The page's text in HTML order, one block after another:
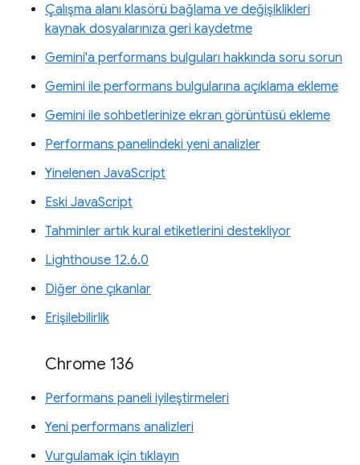
Çalışma alanı klasörü bağlama ve değişiklikleri
kaynak dosyalarınıza geri kaydetme
Gemini'a performans bulguları hakkında soru sorun
Gemini ile performans bulgularına açıklama ekleme
Gemini ile sohbetlerinize ekran görüntüsü ekleme
Performans panelindeki yeni analizler
Yinelenen JavaScript
Eski JavaScript
Tahminler artık kural etiketlerini destekliyor
Lighthouse 12.6.0
Diğer öne çıkanlar
Erişilebilirlik
Chrome 136
Performans paneli iyileştirmeleri
Yeni performans analizleri
Vurgulamak için tıklayın